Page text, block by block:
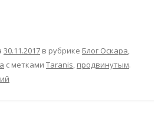
30.11.2017 в рубрике Блог Оскара,
с метками Taranis, продвинутым.